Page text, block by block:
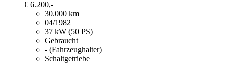
€ 6.200,-
30.000 km
04/1982
37 kW (50 PS)
Gebraucht
- (Fahrzeughalter)
Schaltgetriebe